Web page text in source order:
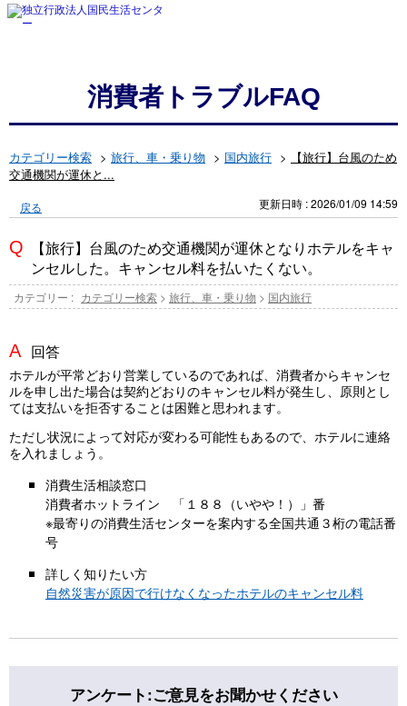
消費者トラブルFAQ
カテゴリー検索 > 旅行、車・乗り物 > 国内旅行 >
【旅行】台風のため
交通機関が運休と...
戻る 更新日時 : 2026/01/09 14:59
【旅行】台風のため交通機関が運休となりホテルをキャ
ンセルした。キャンセル料を払いたくない。
カテゴリー : カテゴリー検索 > 旅行、車・乗り物 > 国内旅行
回答
ホテルが平常どおり営業しているのであれば、消費者からキャンセ
ルを申し出た場合は契約どおりのキャンセル料が発生し、原則とし
ては支払いを拒否することは困難と思われます。
ただし状況によって対応が変わる可能性もあるので、ホテルに連絡
を入れましょう。
消費生活相談窓口
消費者ホットライン 「１８８（いやや！）」番
※最寄りの消費生活センターを案内する全国共通３桁の電話番
号
詳しく知りたい方
自然災害が原因で行けなくなったホテルのキャンセル料
アンケート:ご意見をお聞かせください